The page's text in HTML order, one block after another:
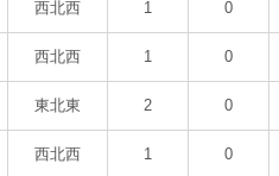
西北西 1 0
西北西 1 0
東北東 2 0
西北西 1 0